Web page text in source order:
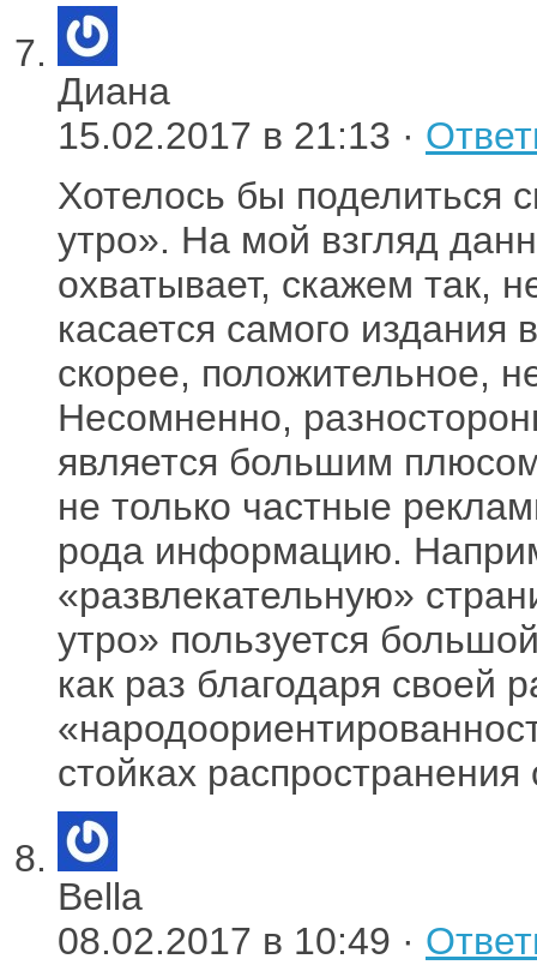
Диана
15.02.2017 в 21:13 ·
Хотелось бы поделиться
утро». На мой взгляд
охватывает, скажем так,
касается самого
скорее, положительное,
Несомненно,
является большим
не только частные
рода информацию.
«развлекательную»
утро» пользуется
как раз благодаря своей
стойках
Bella
08.02.2017 в 10:49 ·